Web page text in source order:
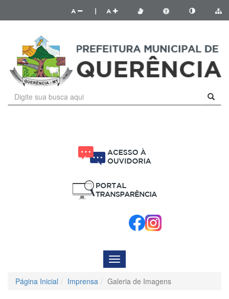
A A
Menu
de
Navegação
Página Inicial Imprensa Galeria de Imagens